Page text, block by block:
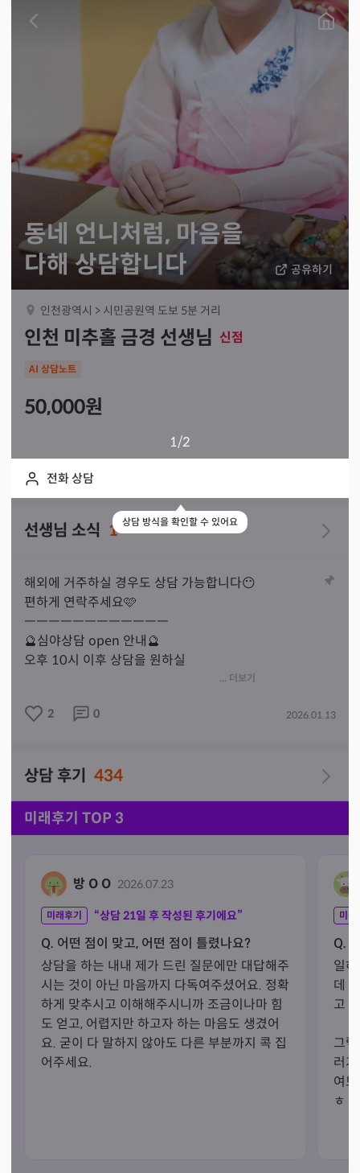
공유하기
동네 언니처럼, 마음을
다해 상담합니다
인천광역시 > 시민공원역 도보 5분 거리
인천 미추홀 금경 선생님 신점
AI 상담노트
50,000원
1/2
전화 상담
상담 방식을 확인할 수 있어요
선생님 소식 1
해외에 거주하실 경우도 상담 가능합니다😶
편하게 연락주세요🩷
ㅡㅡㅡㅡㅡㅡㅡㅡㅡㅡㅡㅡ
🔮심야상담 open 안내🔮
오후 10시 이후 상담을 원하실
... 더보기
2 0 2026.01.13
상담 후기 434
미래후기 TOP 3
방 O O 2026.07.23
미래후기 “상담21일 후 작성된 후기에요”
Q. 어떤 점이 맞고, 어떤 점이 틀렸나요?
상담을 하는 내내 제가 드린 질문에만 대답해주
시는 것이 아닌 마음까지 다독여주셨어요. 정확
하게 맞추시고 이해해주시니까 조금이나마 힘
도 얻고, 어렵지만 하고자 하는 마음도 생겼어
요. 굳이 다 말하지 않아도 다른 부분까지 콕 집
어주세요.
미래
Q.
일
데
고
그
러
여
ㅎ